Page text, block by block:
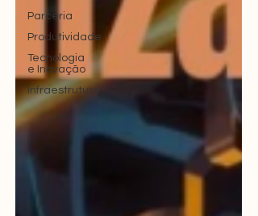
Parceria
Produtividade
Tecnologia
e Inovação
Infraestrutura